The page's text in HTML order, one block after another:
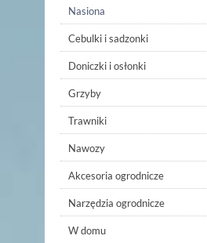
Nasiona
Cebulki i sadzonki
Doniczki i osłonki
Grzyby
Trawniki
Nawozy
Akcesoria ogrodnicze
Narzędzia ogrodnicze
W domu